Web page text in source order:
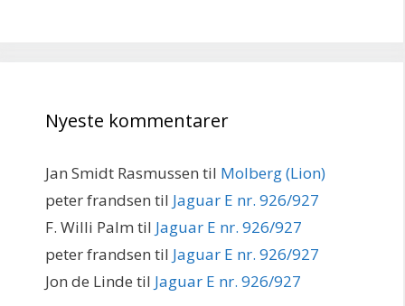
Nyeste kommentarer
Jan Smidt Rasmussen til Molberg (Lion)
peter frandsen til Jaguar E nr. 926/927
F. Willi Palm til Jaguar E nr. 926/927
peter frandsen til Jaguar E nr. 926/927
Jon de Linde til Jaguar E nr. 926/927